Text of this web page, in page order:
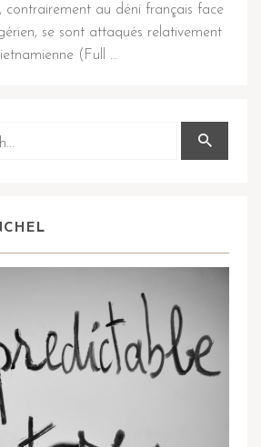
contrairement au déni français face
se sont attaqués relativement
(Full …